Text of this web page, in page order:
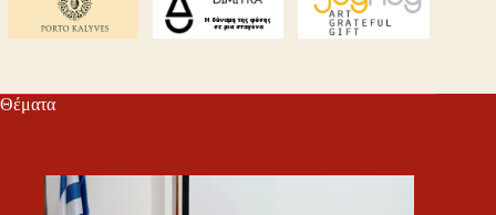
Θέματα